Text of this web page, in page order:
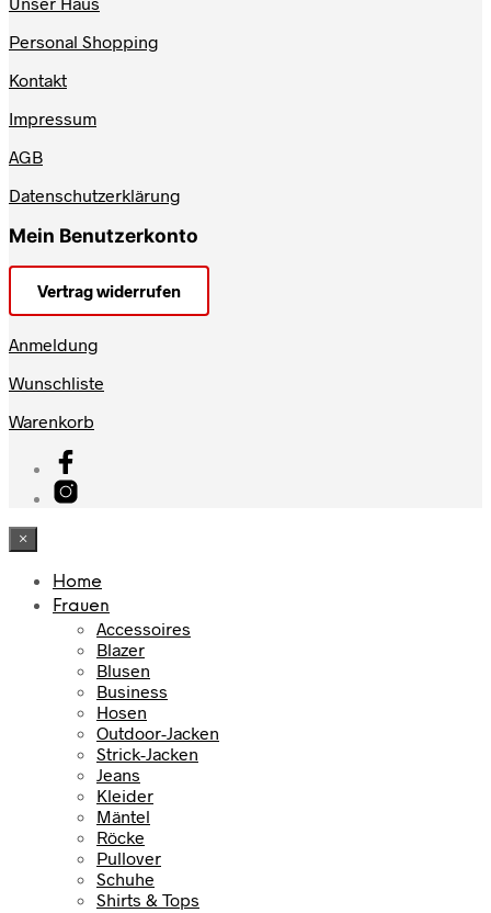
Personal Shopping
Kontakt
Impressum
AGB
Datenschutzerklärung
Mein Benutzerkonto
Vertrag widerrufen
Anmeldung
Wunschliste
Warenkorb
×
Home
Frauen
Accessoires
Blazer
Blusen
Business
Hosen
Outdoor-Jacken
Strick-Jacken
Jeans
Kleider
Mäntel
Röcke
Pullover
Schuhe
Shirts & Tops